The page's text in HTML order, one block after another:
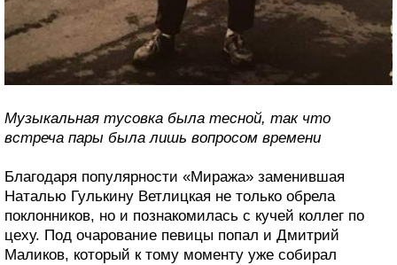
Музыкальная тусовка была тесной, так что
встреча пары была лишь вопросом времени
Благодаря популярности «Миража» заменившая
Наталью Гулькину Ветлицкая не только обрела
поклонников, но и познакомилась с кучей коллег по
цеху. Под очарование певицы попал и Дмитрий
Маликов, который к тому моменту уже собирал